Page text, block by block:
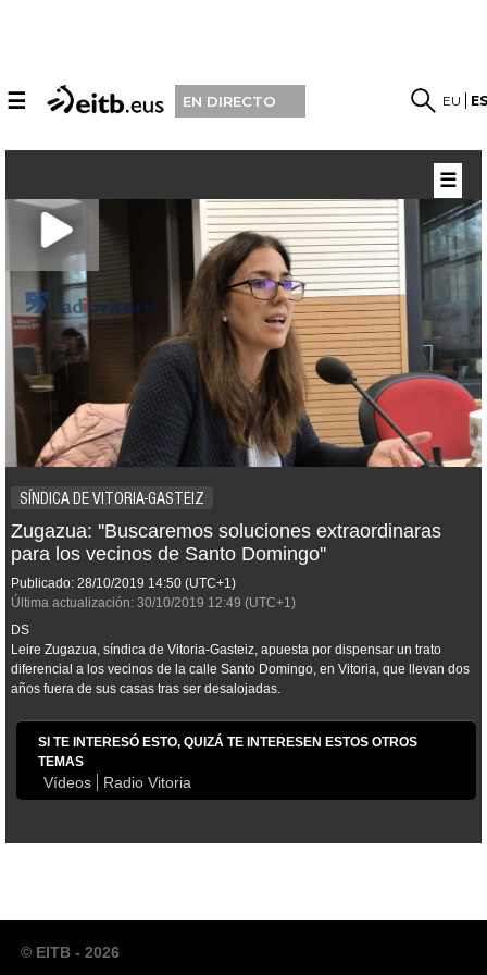
☰ EN DIRECTO EU
SÍNDICA DE VITORIA-GASTEIZ
Zugazua: ''Buscaremos soluciones extraordinaras
para los vecinos de Santo Domingo''
Publicado: 28/10/2019 14:50 (UTC+1)
Última actualización: 30/10/2019 12:49 (UTC+1)
DS
Leire Zugazua, síndica de Vitoria-Gasteiz, apuesta por dispensar un trato
diferencial a los vecinos de la calle Santo Domingo, en Vitoria, que llevan dos
años fuera de sus casas tras ser desalojadas.
SI TE INTERESÓ ESTO, QUIZÁ TE INTERESEN ESTOS OTROS
TEMAS
Vídeos Radio Vitoria
☰
© EITB - 2026